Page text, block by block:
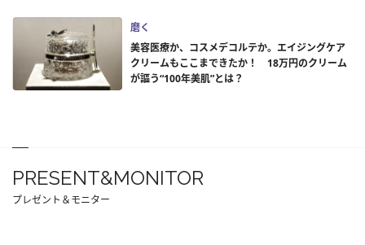
磨く
美容医療か、コスメデコルテか。エイジングケア
クリームもここまできたか！ 18万円のクリーム
が謳う“100年美肌”とは？
PRESENT&MONITOR
プレゼント＆モニター